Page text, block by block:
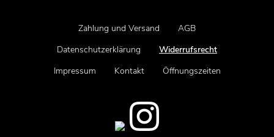
Zahlung und Versand
AGB
Datenschutzerklärung
Widerrufsrecht
Impressum
Kontakt Öffnungszeiten